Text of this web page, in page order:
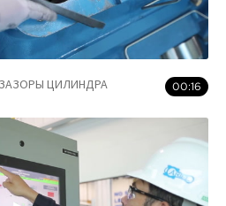
ЦИЛИНДРА 00:16